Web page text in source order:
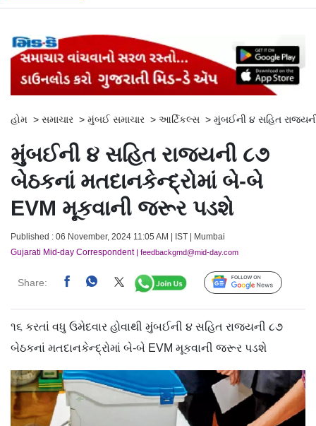
હોમ > સમાચાર > મુંબઈ સમાચાર > આર્ટિકલ્સ > મુંબઈની ૪ સહિત
મુંબઈની ૪ સહિત રાજ્યની ૮૭
બેઠકનાં મતદાનકેન્દ્રોમાં બે-બે
EVM મૂકવાની જરૂર પડશે
Published : 06 November, 2024 11:05 AM | IST | Mumbai
Gujarati Mid-day Correspondent| feedbackgmd@mid-day.com
Share: Follow Us
૧૬ કરતાં વધુ ઉમેદવાર હોવાથી મુંબઈની ૪ સહિત રાજ્યની ૮૭
બેઠકનાં મતદાનકેન્દ્રોમાં બે-બે EVM મૂકવાની જરૂર પડશે